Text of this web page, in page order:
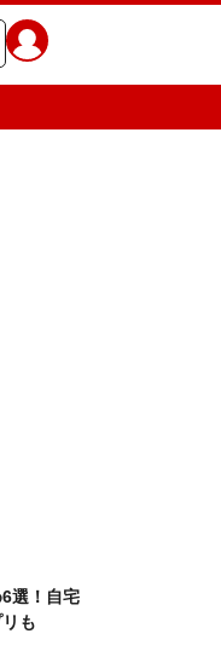
選！自宅
も